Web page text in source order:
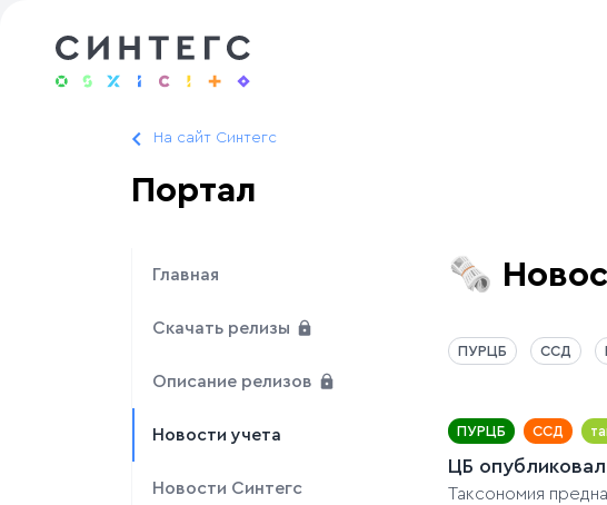
На сайт Синтегс
Портал
Главная
Скачать релизы
Описание релизов
Новости учета
Новости Синтегс
🗞️
ПУРЦБ ССД
ПУРЦБ ССД
ЦБ
Таксономия